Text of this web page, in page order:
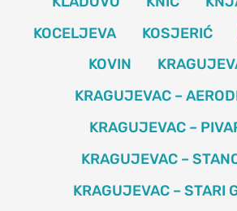
KOCELJEVA
KOSJERIĆ
KOVIN
KRAGUJEVAC –
KRAGUJEVAC –
KRAGUJEVAC –
KRAGUJEVAC – STARI